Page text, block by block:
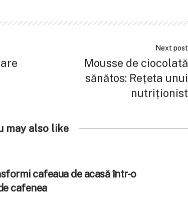
Next post
Mousse de ciocolată
sănătos: Rețeta unui
nutriționist
may also like
cafeaua de acasă într-o
cafenea